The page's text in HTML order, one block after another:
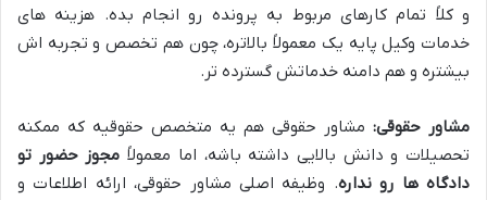
و کلاً تمام کارهای مربوط به پرونده رو انجام بده. هزینه های
خدمات وکیل پایه یک معمولاً بالاتره، چون هم تخصص و تجربه اش
بیشتره و هم دامنه خدماتش گسترده تر.
مشاور حقوقی: مشاور حقوقی هم یه متخصص حقوقیه که ممکنه
تحصیلات و دانش بالایی داشته باشه، اما معمولاً مجوز حضور تو
دادگاه ها رو نداره. وظیفه اصلی مشاور حقوقی، ارائه اطلاعات و